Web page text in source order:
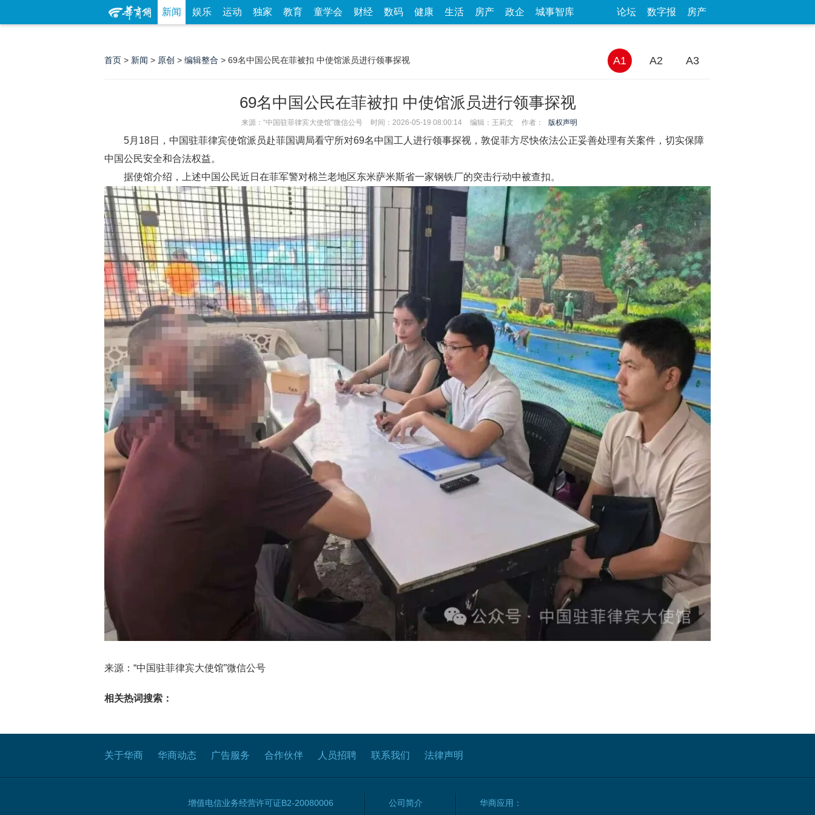
新闻 娱乐 运动 独家 教育 童学会 财经 数码 健康 生活 房产 政企 城事智库 论坛 数字报 房产
首页 > 新闻 > 原创 > 编辑整合 > 69名中国公民在菲被扣 中使馆派员进行领事探视 A1 A2 A3
69名中国公民在菲被扣 中使馆派员进行领事探视
来源：“中国驻菲律宾大使馆”微信公号 时间：2026-05-19 08:00:14 编辑：王莉文 作者： 版权声明
5月18日，中国驻菲律宾使馆派员赴菲国调局看守所对69名中国工人进行领事探视，敦促菲方尽快依法公正妥善处理有关案件，切实保障
中国公民安全和合法权益。
据使馆介绍，上述中国公民近日在菲军警对棉兰老地区东米萨米斯省一家钢铁厂的突击行动中被查扣。
来源：“中国驻菲律宾大使馆”微信公号
相关热词搜索：
关于华商 华商动态 广告服务 合作伙伴 人员招聘 联系我们 法律声明
增值电信业务经营许可证B2-20080006 公司简介 华商应用：